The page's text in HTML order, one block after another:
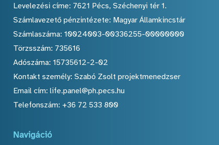
Levelezési címe: 7621 Pécs, Széchenyi tér 1.
Számlavezető pénzintézete: Magyar Államkincstár
Számlaszáma: 10024003-00336255-00000000
Törzsszám: 735616
Adószáma: 15735612-2-02
Kontakt személy: Szabó Zsolt projektmenedzser
Email cím: life.panel@ph.pecs.hu
Telefonszám: +36 72 533 800
Navigáció